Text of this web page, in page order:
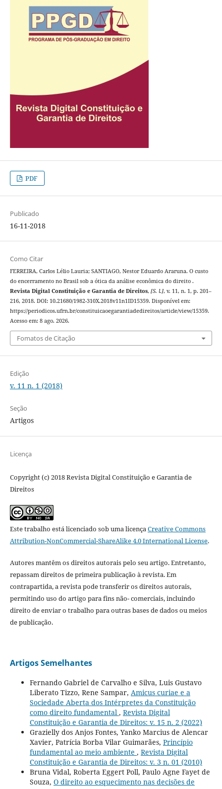
PDF
Publicado
16-11-2018
Como Citar
FERREIRA, Carlos Lélio Lauria; SANTIAGO, Nestor Eduardo Araruna. O custo
do encerramento no Brasil sob a ótica da análise econômica do direito .
Revista Digital Constituição e Garantia de Direitos, [S. l.], v. 11, n. 1, p. 201–
216, 2018. DOI: 10.21680/1982-310X.2018v11n1ID15359. Disponível em:
https://periodicos.ufrn.br/constituicaoegarantiadedireitos/article/view/15359.
Acesso em: 8 ago. 2026.
Fomatos de Citação
Edição
v. 11 n. 1 (2018)
Seção
Artigos
Licença
Copyright (c) 2018 Revista Digital Constituição e Garantia de
Direitos
Este trabalho está licenciado sob uma licença Creative Commons
Attribution-NonCommercial-ShareAlike 4.0 International License.
Autores mantêm os direitos autorais pelo seu artigo. Entretanto,
repassam direitos de primeira publicação à revista. Em
contrapartida, a revista pode transferir os direitos autorais,
permitindo uso do artigo para fins não- comerciais, incluindo
direito de enviar o trabalho para outras bases de dados ou meios
de publicação.
Artigos Semelhantes
Fernando Gabriel de Carvalho e Silva, Luis Gustavo
Liberato Tizzo, Rene Sampar, Amicus curiae e a
Sociedade Aberta dos Intérpretes da Constituição
como direito fundamental , Revista Digital
Constituição e Garantia de Direitos: v. 15 n. 2 (2022)
Grazielly dos Anjos Fontes, Yanko Marcius de Alencar
Xavier, Patrícia Borba Vilar Guimarães, Princípio
fundamental ao meio ambiente , Revista Digital
Constituição e Garantia de Direitos: v. 3 n. 01 (2010)
Bruna Vidal, Roberta Eggert Poll, Paulo Agne Fayet de
Souza, O direito ao esquecimento nas decisões de